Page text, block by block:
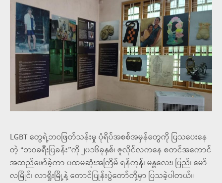
LGBT တွေရဲ့ဘဝဖြတ်သန်းမှု ပုံရိပ်အစစ်အမှန်တွေကို ပြသပေးနေ
တဲ့ “ဘဝခရီးပြခန်း”ကို ၂၀၁၆ခုနှစ်၊ ဇူလိုင်လကနေ စတင်အကောင်
အထည်ဖော်ခဲ့ကာ ပထမဆုံးအကြိမ် ရန်ကုန်၊ မန္တလေး၊ ပြည်၊ မော်
လမြိုင်၊ လာရှိုးမြို့နဲ့ တောင်ပြုန်းပွဲတော်တို့မှာ ပြသခဲ့ပါတယ်။